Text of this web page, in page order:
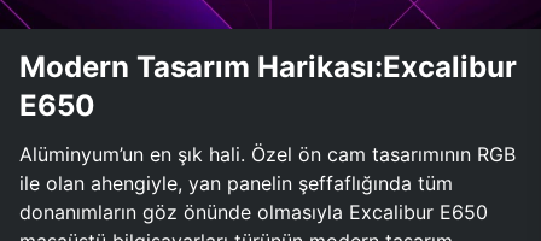
Modern Tasarım Harikası:Excalibur
E650
Alüminyum’un en şık hali. Özel ön cam tasarımının RGB
ile olan ahengiyle, yan panelin şeffaflığında tüm
donanımların göz önünde olmasıyla Excalibur E650